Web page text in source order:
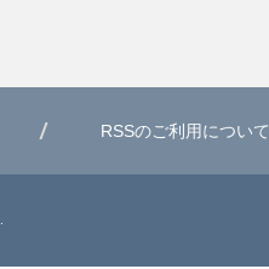
RSSのご利用について